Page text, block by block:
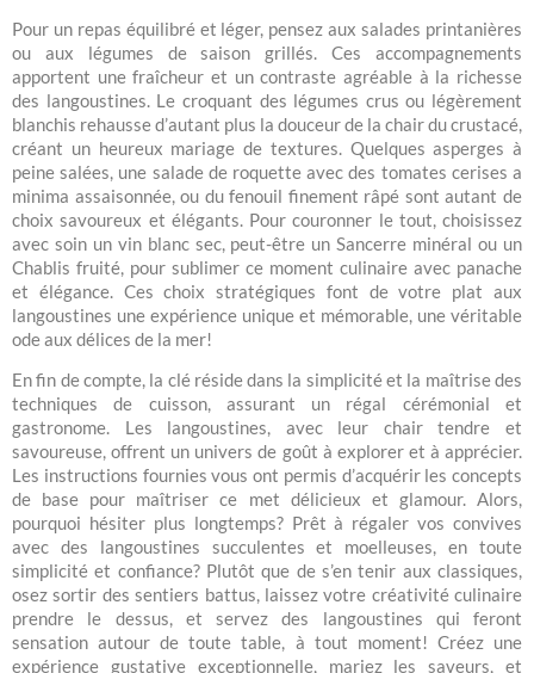
Pour un repas équilibré et léger, pensez aux salades printanières
ou aux légumes de saison grillés. Ces accompagnements
apportent une fraîcheur et un contraste agréable à la richesse
des langoustines. Le croquant des légumes crus ou légèrement
blanchis rehausse d’autant plus la douceur de la chair du crustacé,
créant un heureux mariage de textures. Quelques asperges à
peine salées, une salade de roquette avec des tomates cerises a
minima assaisonnée, ou du fenouil finement râpé sont autant de
choix savoureux et élégants. Pour couronner le tout, choisissez
avec soin un vin blanc sec, peut-être un Sancerre minéral ou un
Chablis fruité, pour sublimer ce moment culinaire avec panache
et élégance. Ces choix stratégiques font de votre plat aux
langoustines une expérience unique et mémorable, une véritable
ode aux délices de la mer!
En fin de compte, la clé réside dans la simplicité et la maîtrise des
techniques de cuisson, assurant un régal cérémonial et
gastronome. Les langoustines, avec leur chair tendre et
savoureuse, offrent un univers de goût à explorer et à apprécier.
Les instructions fournies vous ont permis d’acquérir les concepts
de base pour maîtriser ce met délicieux et glamour. Alors,
pourquoi hésiter plus longtemps? Prêt à régaler vos convives
avec des langoustines succulentes et moelleuses, en toute
simplicité et confiance? Plutôt que de s’en tenir aux classiques,
osez sortir des sentiers battus, laissez votre créativité culinaire
prendre le dessus, et servez des langoustines qui feront
sensation autour de toute table, à tout moment! Créez une
expérience gustative exceptionnelle, mariez les saveurs, et